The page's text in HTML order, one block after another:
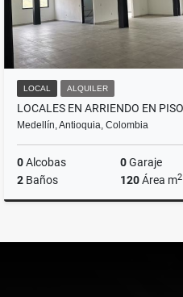
LOCAL ALQUILER
Medellín, Antioquia, Colombia
0Alcobas 0Garaje
2 Baños 120Área m2
$6.600.000